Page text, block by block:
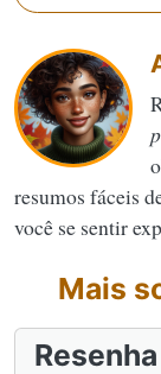
resumos fáceis
você se sentir
Mais
Resenha